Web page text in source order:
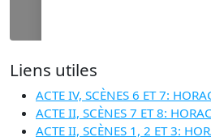
Liens utiles
ACTE IV, SCÈNES 6 ET 7:
ACTE II, SCÈNES 7 ET 8:
ACTE II, SCÈNES 1, 2 ET 3: